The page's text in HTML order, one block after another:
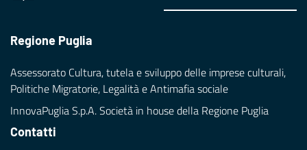
Regione Puglia
Assessorato Cultura, tutela e sviluppo delle imprese culturali,
Politiche Migratorie, Legalità e Antimafia sociale
InnovaPuglia S.p.A. Società in house della Regione Puglia
Contatti